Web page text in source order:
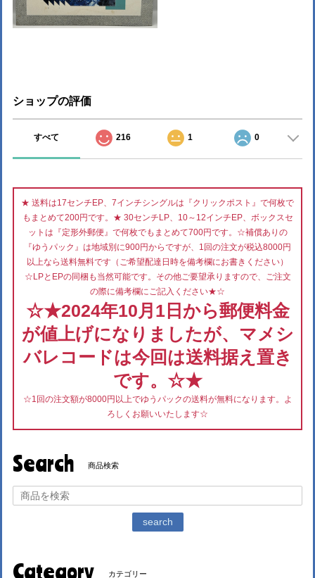
ショップの評価
すべて 216 1 0
★ 送料は17センチEP、7インチシングルは『クリックポスト』で何枚で
もまとめて200円です。★ 30センチLP、10～12インチEP、ボックスセ
ットは『定形外郵便』で何枚でもまとめて700円です。☆補償ありの
『ゆうパック』は地域別に900円からですが、1回の注文が税込8000円
以上なら送料無料です（ご希望配達日時を備考欄にお書きください）
☆LPとEPの同梱も当然可能です。その他ご要望承りますので、ご注文
の際に備考欄にご記入ください★☆
☆★2024年10月1日から郵便料金
が値上げになりましたが、マメシ
バレコードは今回は送料据え置き
です。☆★
☆1回の注文額が8000円以上でゆうパックの送料が無料になります。よ
ろしくお願いいたします☆
Search 商品検索
search
Category カテゴリー